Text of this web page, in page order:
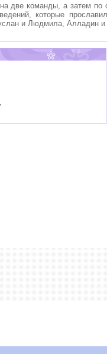
две команды, а затем по
которые
и Людмила, Алладин